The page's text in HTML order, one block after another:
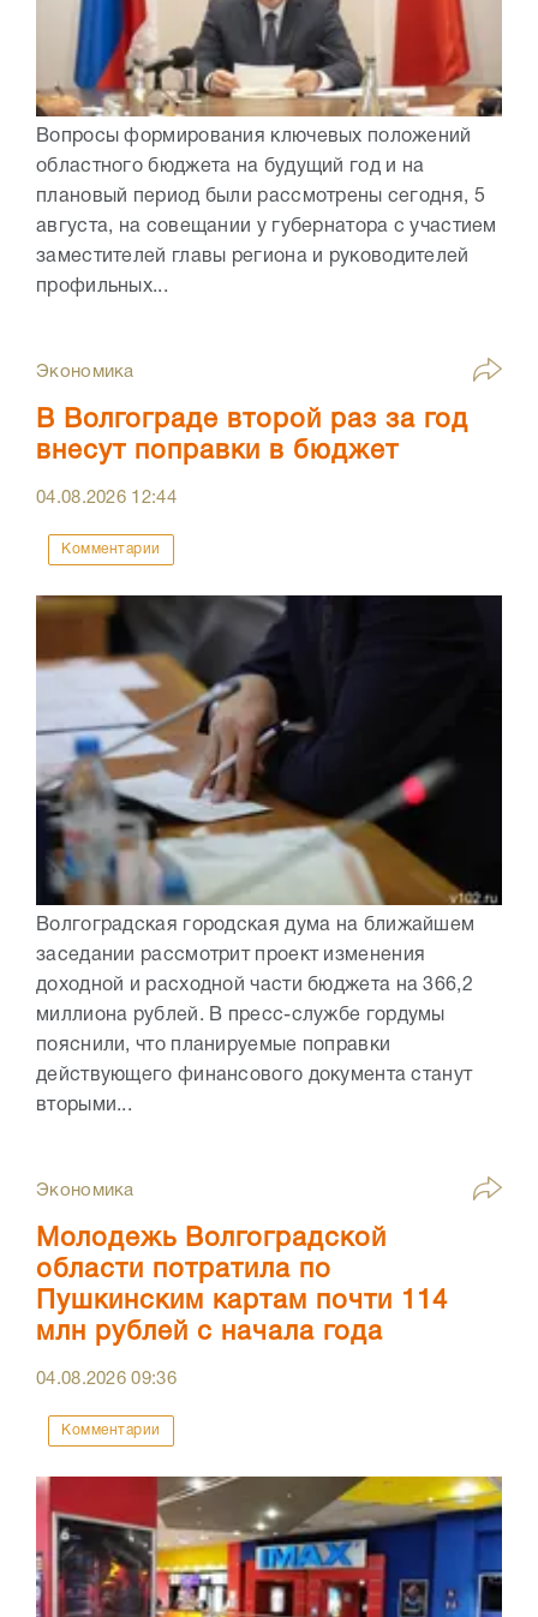
Вопросы формирования ключевых положений
областного бюджета на будущий год и на
плановый период были рассмотрены сегодня, 5
августа, на совещании у губернатора с участием
заместителей главы региона и руководителей
профильных...
Экономика
В Волгограде второй раз за год
внесут поправки в бюджет
04.08.2026 12:44
Комментарии
Волгоградская городская дума на ближайшем
заседании рассмотрит проект изменения
доходной и расходной части бюджета на 366,2
миллиона рублей. В пресс-службе гордумы
пояснили, что планируемые поправки
действующего финансового документа станут
вторыми...
Экономика
Молодежь Волгоградской
области потратила по
Пушкинским картам почти 114
млн рублей с начала года
04.08.202609:36
Комментарии